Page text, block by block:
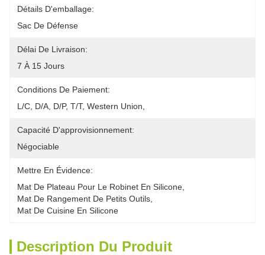
Détails D'emballage:
Sac De Défense
Délai De Livraison:
7 À 15 Jours
Conditions De Paiement:
L/C, D/A, D/P, T/T, Western Union,
Capacité D'approvisionnement:
Négociable
Mettre En Évidence:
Mat De Plateau Pour Le Robinet En Silicone
Mat De Rangement De Petits Outils
Mat De Cuisine En Silicone
Description Du Produit